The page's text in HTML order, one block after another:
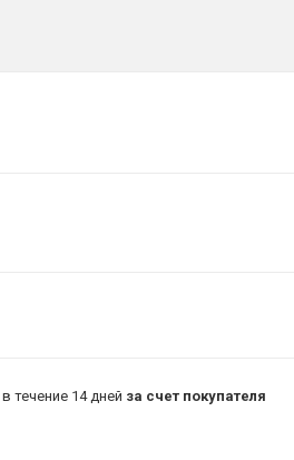
течение 14 дней за счет покупателя